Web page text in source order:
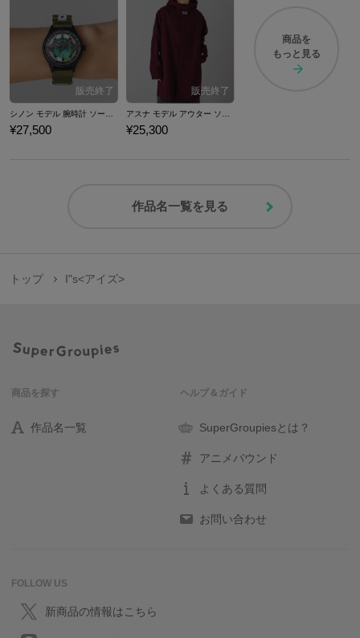
シノン モデル 腕時計 ソードアート・オンライン
¥27,500
アスナ モデル アウター ソードアート・オンライン
¥25,300
商品を
もっと見る
作品名一覧を見る
トップ I"s<アイズ>
商品を探す
作品名一覧
ヘルプ＆ガイド
SuperGroupiesとは？
アニメバウンド
よくある質問
お問い合わせ
FOLLOW US
新商品の情報はこちら